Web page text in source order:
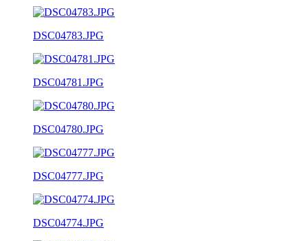
DSC04783.JPG
DSC04781.JPG
DSC04780.JPG
DSC04777.JPG
DSC04774.JPG